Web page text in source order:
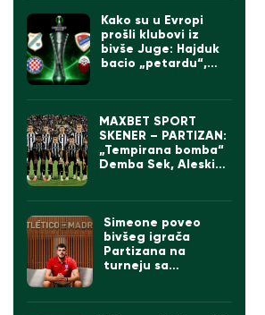
Kako su u Evropi
prošli klubovi iz
bivše Juge: Hajduk
bacio „petardu“,
MAXBET SPORT
SKENER – PARTIZAN:
„Tempirana bomba“
Demba Sek, Aleskić
Simeone poveo
bivšeg igrača
Partizana na
turneju sa